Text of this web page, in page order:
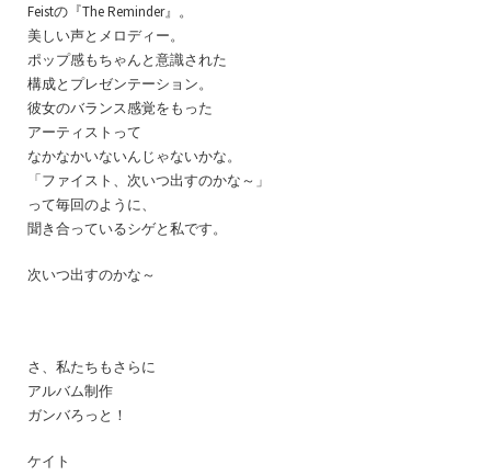
Feistの『The Reminder』。
美しい声とメロディー。
ポップ感もちゃんと意識された
構成とプレゼンテーション。
彼女のバランス感覚をもった
アーティストって
なかなかいないんじゃないかな。
「ファイスト、次いつ出すのかな～」
って毎回のように、
聞き合っているシゲと私です。
次いつ出すのかな～
さ、私たちもさらに
アルバム制作
ガンバろっと！
ケイト